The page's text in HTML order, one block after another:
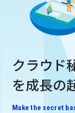
クラウド
を成長の
Make the secret